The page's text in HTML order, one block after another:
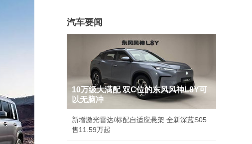
汽车要闻
10万级大满配 双C位的东风风神L8Y可
以无脑冲
新增激光雷达/标配自适应悬架 全新深蓝S05
售11.59万起